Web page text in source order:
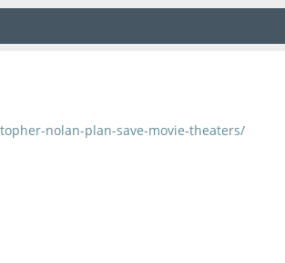
nolan-plan-save-movie-theaters/